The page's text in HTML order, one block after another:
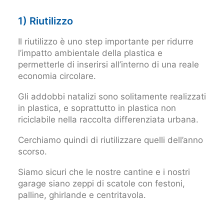
1) Riutilizzo
Il riutilizzo è uno step importante per ridurre
l’impatto ambientale della plastica e
permetterle di inserirsi all’interno di una reale
economia circolare.
Gli addobbi natalizi sono solitamente realizzati
in plastica, e soprattutto in plastica non
riciclabile nella raccolta differenziata urbana.
Cerchiamo quindi di riutilizzare quelli dell’anno
scorso.
Siamo sicuri che le nostre cantine e i nostri
garage siano zeppi di scatole con festoni,
palline, ghirlande e centritavola.